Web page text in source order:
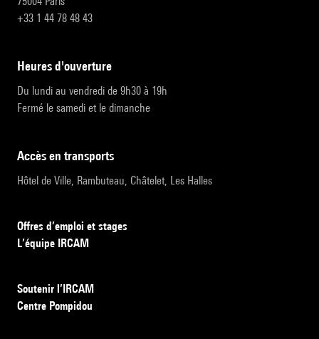
+33 1 44 78 48 43
heures d'ouverture
Du lundi au vendredi de 9h30 à 19h
Fermé le samedi et le dimanche
accès en transports
Hôtel de Ville, Rambuteau, Châtelet, Les Halles
Offres d’emploi et stages
L’équipe IRCAM
Soutenir l’IRCAM
Centre Pompidou